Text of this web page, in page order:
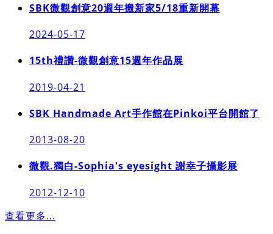
SBK微觀創意20週年搬新家5/18重新開幕
2024-05-17
15th禮讚-微觀創意15週年作品展
2019-04-21
SBK Handmade Art手作館在Pinkoi平台開館了
2013-08-20
微觀.獨白-Sophia's eyesight 謝幸子攝影展
2012-12-10
查看更多...